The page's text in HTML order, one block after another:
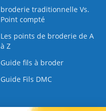
broderie traditionnelle Vs.
Point compté
Les points de broderie de A
à Z
Guide fils à broder
Guide Fils DMC